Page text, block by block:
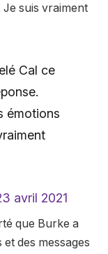
suis vraiment
Cal ce
émotions
avril 2021
que Burke a
des messages